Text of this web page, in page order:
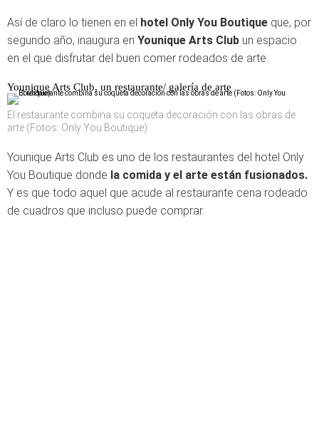
Así de claro lo tienen en el hotel Only You Boutique que, por
segundo año, inaugura en Younique Arts Club un espacio
en el que disfrutar del buen comer rodeados de arte.
Younique Arts Club, un restaurante/ galería de arte
El restaurante combina su coqueta decoración con las obras de
arte (Fotos: Only You Boutique)
Younique Arts Club es uno de los restaurantes del hotel Only
You Boutique donde la comida y el arte están fusionados.
Y es que todo aquel que acude al restaurante cena rodeado
de cuadros que incluso puede comprar.